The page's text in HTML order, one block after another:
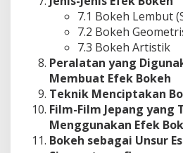
7.1 Bokeh Lembut
7.2 Bokeh
7.3 Bokeh Artistik
Peralatan yang
Membuat Efek Bokeh
Teknik Menciptakan
Film-Film Jepang yang
Menggunakan Efek
Bokeh sebagai Unsur